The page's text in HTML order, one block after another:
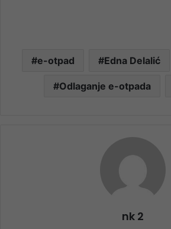
e-otpad Edna Delalić
Odlaganje e-otpada
nk 2